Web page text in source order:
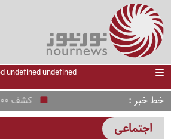
خط خبر کشف 5100 لیتر گازوئیل قاچاق در رباط کریم
اجتماعی